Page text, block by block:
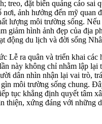
treo, đặt biển quảng cáo sai
nơi, ảnh hưởng đến mỹ quan
lượng môi trường sống.
giảm hình ảnh đẹp của địa
động du lịch và đời sống
Lễ ra quân và triển khai các
này không chỉ nhằm lập lại
dân nhìn nhận lại vai trò,
môi trường sống chung.
tục khẳng định quyết tâm
thiện, xứng đáng với những